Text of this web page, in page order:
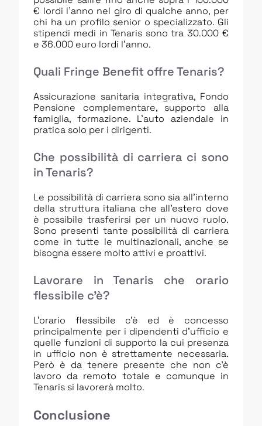
€ lordi l’anno nel giro di qualche anno, per
chi ha un profilo senior o specializzato. Gli
stipendi medi in Tenaris sono tra 30.000 €
e 36.000 euro lordi l’anno.
Quali Fringe Benefit offre Tenaris?
Assicurazione sanitaria integrativa, Fondo
Pensione complementare, supporto alla
famiglia, formazione. L’auto aziendale in
pratica solo per i dirigenti.
Che possibilità di carriera ci sono
in Tenaris?
Le possibilità di carriera sono sia all’interno
della struttura italiana che all’estero dove
è possibile trasferirsi per un nuovo ruolo.
Sono presenti tante possibilità di carriera
come in tutte le multinazionali, anche se
bisogna essere molto attivi e proattivi.
Lavorare in Tenaris che orario
flessibile c’è?
L’orario flessibile c’è ed è concesso
principalmente per i dipendenti d’ufficio e
quelle funzioni di supporto la cui presenza
in ufficio non è strettamente necessaria.
Però è da tenere presente che non c’è
lavoro da remoto totale e comunque in
Tenaris si lavorerà molto.
Conclusione